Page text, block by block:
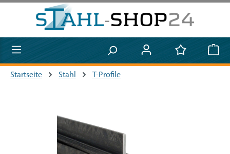
Zum Hauptinhalt springen
Startseite Stahl T-Profile